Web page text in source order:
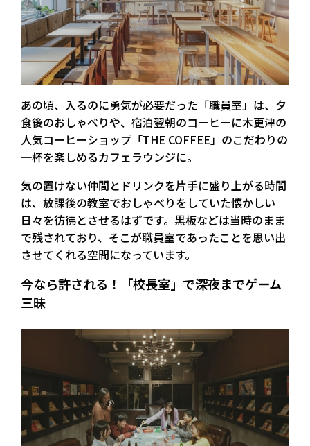
あの頃、入るのに勇気が必要だった 「職員室」は、夕
食後のおしゃべりや、宿泊翌朝のコーヒーに木更津の
人気コーヒーショップ「THE COFFEE」のこだわりの
一杯を楽しめるカフェラウンジに。
気の置けない仲間とドリンクを片手に盛り上がる時間
は、放課後の教室でおしゃべりをしていた懐かしい
日々を彷彿とさせるはずです。黒板などは当時のまま
で残されており、そこが職員室であったことを思い出
させてくれる空間になっています。
今なら許される！「校長室」で深夜までゲーム
三昧